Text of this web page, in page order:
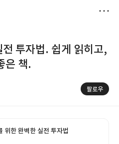
투자법. 쉽게 읽히고,
은 책.
팔로우
위한 완벽한 실전 투자법